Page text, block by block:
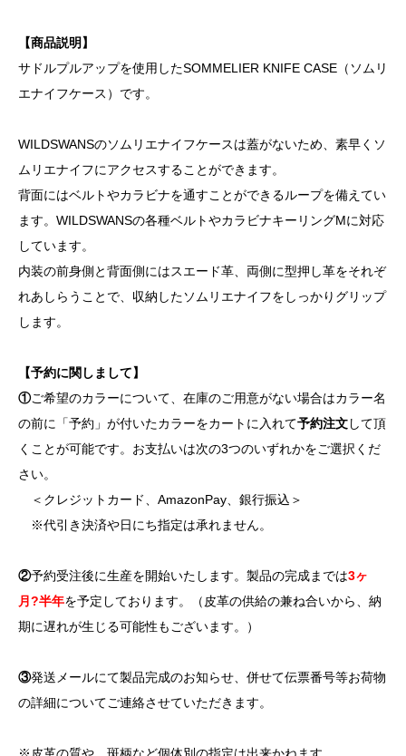
【商品説明】
サドルプルアップを使用したSOMMELIER KNIFE CASE（ソムリ
エナイフケース）です。
WILDSWANSのソムリエナイフケースは蓋がないため、素早くソ
ムリエナイフにアクセスすることができます。
背面にはベルトやカラビナを通すことができるループを備えてい
ます。WILDSWANSの各種ベルトやカラビナキーリングMに対応
しています。
内装の前身側と背面側にはスエード革、両側に型押し革をそれぞ
れあしらうことで、収納したソムリエナイフをしっかりグリップ
します。
【予約に関しまして】
①ご希望のカラーについて、在庫のご用意がない場合はカラー名
の前に「予約」が付いたカラーをカートに入れて予約注文して頂
くことが可能です。お支払いは次の3つのいずれかをご選択くだ
さい。
＜クレジットカード、AmazonPay、銀行振込＞
※代引き決済や日にち指定は承れません。
②予約受注後に生産を開始いたします。製品の完成までは3ヶ
月?半年を予定しております。（皮革の供給の兼ね合いから、納
期に遅れが生じる可能性もございます。）
③発送メールにて製品完成のお知らせ、併せて伝票番号等お荷物
の詳細についてご連絡させていただきます。